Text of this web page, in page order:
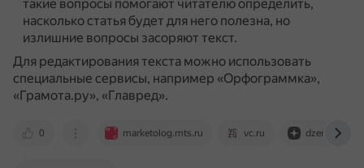
такие вопросы помогают читателю определить,
насколько статья будет для него полезна, но
излишние вопросы засоряют текст.
Для редактирования текста можно использовать
специальные сервисы, например «Орфограммка»,
«Грамота.ру», «Главред».
0 marketolog.mts.ru vc.ru dzen.ru